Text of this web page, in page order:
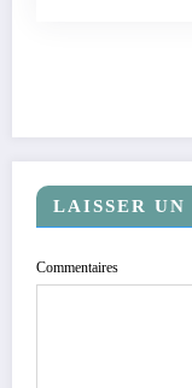
LAISSER
Commentaires